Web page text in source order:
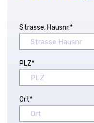
Strasse, Hausnr.*
PLZ*
Ort*